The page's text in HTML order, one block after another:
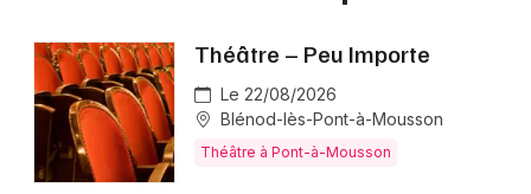
Théâtre – Peu Importe
Le 22/08/2026
Blénod-lès-Pont-à-Mousson
Théâtre à Pont-à-Mousson